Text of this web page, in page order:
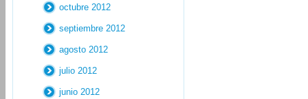
octubre 2012
septiembre 2012
agosto 2012
julio 2012
junio 2012